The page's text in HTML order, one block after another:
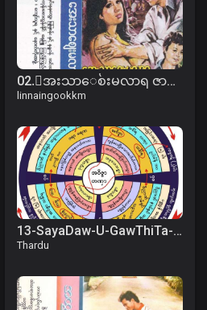
02.ေအးသာေစ်းမလာရ ဇာတ္လမ္း (ဇာတ္သိမ္း).mp3
linnaingookkm
13-SayaDaw-U-GawThiTa-1993-04-19am.mp3
Thardu